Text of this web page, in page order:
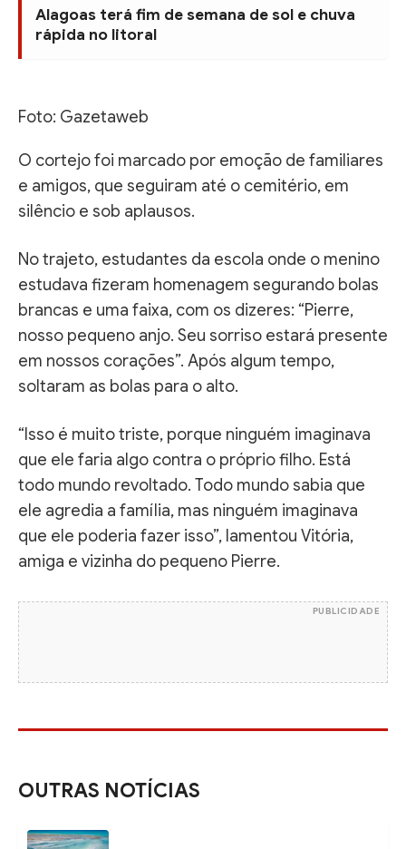
Alagoas terá fim de semana de sol e chuva
rápida no litoral
Foto: Gazetaweb
O cortejo foi marcado por emoção de familiares
e amigos, que seguiram até o cemitério, em
silêncio e sob aplausos.
No trajeto, estudantes da escola onde o menino
estudava fizeram homenagem segurando bolas
brancas e uma faixa, com os dizeres: “Pierre,
nosso pequeno anjo. Seu sorriso estará presente
em nossos corações”. Após algum tempo,
soltaram as bolas para o alto.
“Isso é muito triste, porque ninguém imaginava
que ele faria algo contra o próprio filho. Está
todo mundo revoltado. Todo mundo sabia que
ele agredia a família, mas ninguém imaginava
que ele poderia fazer isso”, lamentou Vitória,
amiga e vizinha do pequeno Pierre.
PUBLICIDADE
OUTRAS NOTÍCIAS